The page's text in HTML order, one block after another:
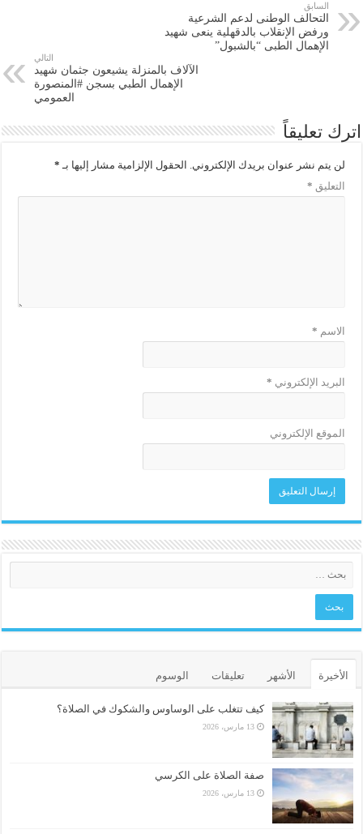
السابق
التحالف الوطنى لدعم الشرعية
ورفض الإنقلاب بالدقهلية ينعى شهيد
الإهمال الطبى “بالشبول”
التالي
الآلاف بالمنزلة يشيعون جثمان شهيد
الإهمال الطبي بسجن ‫#‏المنصورة‬
العمومي
اترك تعليقاً
لن يتم نشر عنوان بريدك الإلكتروني. الحقول الإلزامية مشار إليها بـ *
التعليق *
الاسم *
البريد الإلكتروني *
الموقع الإلكتروني
الأخيرة الأشهر تعليقات الوسوم
كيف تتغلب على الوساوس والشكوك في الصلاة؟
13 مارس، 2026
صفة الصلاة على الكرسي
13 مارس، 2026